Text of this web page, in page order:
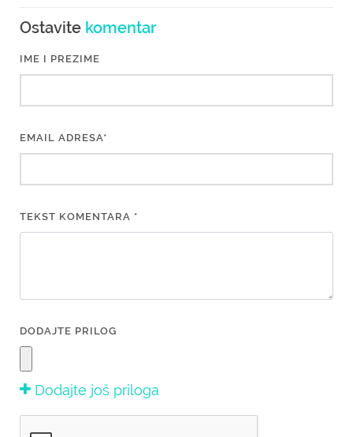
Ostavite komentar
IME I PREZIME
EMAIL ADRESA*
TEKST KOMENTARA *
DODAJTE PRILOG
Dodajte još priloga